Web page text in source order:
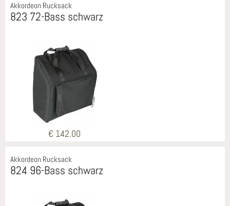
Akkordeon Rucksack
823 72-Bass schwarz
€ 142.00
Akkordeon Rucksack
824 96-Bass schwarz